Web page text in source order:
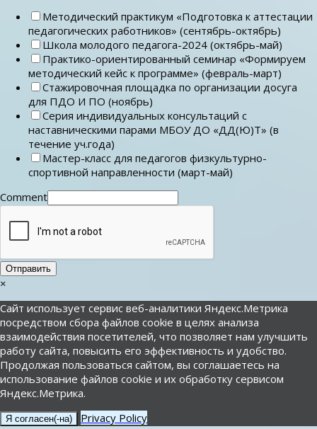
Методический практикум «Подготовка к аттестации
педагогических работников» (сентябрь-октябрь)
Школа молодого педагога-2024 (октябрь-май)
Практико-ориентированный семинар «Формируем
методический кейс к программе» (февраль-март)
Стажировочная площадка по организации досуга
для ПДО И ПО (ноябрь)
Серия индивидуальных консультаций с
наставническими парами МБОУ ДО «ДД(Ю)Т» (в
течение уч.года)
Мастер-класс для педагогов физкультурно-
спортивной направленности (март-май)
Comment
Отправить
×
Сайт использует сервис веб-аналитики Яндекс.Метрика
посредством сбора файлов cookie в целях анализа
взаимодействия посетителей, что позволяет нам улучшить
работу сайта, повысить его эффективность и удобство.
Продолжая пользоваться сайтом, вы соглашаетесь на
использование файлов cookie и их обработку сервисом
Яндекс.Метрика.
Я согласен(-на) Privacy Policy